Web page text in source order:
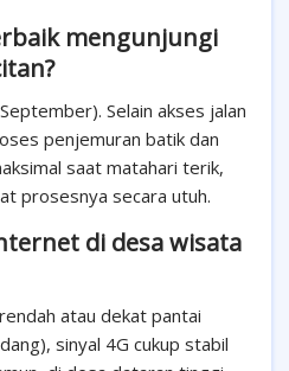
mengunjungi
Selain akses jalan
penjemuran batik dan
saat matahari terik,
prosesnya secara utuh.
di desa wisata
atau dekat pantai
sinyal 4G cukup stabil